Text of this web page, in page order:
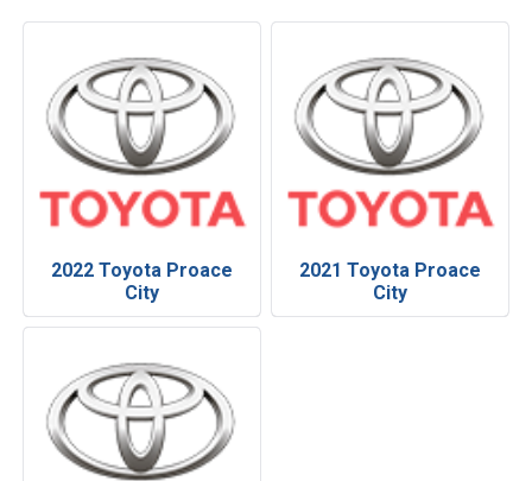
2022 Toyota Proace
City
2021 Toyota Proace
City